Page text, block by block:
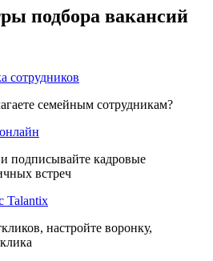
подбора вакансий
сотрудников
семейным сотрудникам?
подписывайте кадровые
встреч
Talantix
настройте воронку,